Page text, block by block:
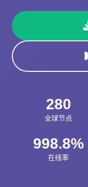
280
全球节点
998.8%
在线率